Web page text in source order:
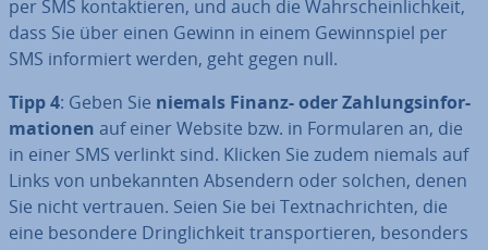
per SMS kon­tak­tie­ren, und auch die Wahr­schein­lich­keit,
dass Sie über einen Gewinn in einem Ge­winn­spiel per
SMS in­for­miert werden, geht gegen null.
Tipp 4: Geben Sie niemals Finanz- oder Zah­lungs­in­for­
ma­tio­nen auf einer Website bzw. in For­mu­la­ren an, die
in einer SMS verlinkt sind. Klicken Sie zudem niemals auf
Links von un­be­kann­ten Absendern oder solchen, denen
Sie nicht vertrauen. Seien Sie bei Text­nach­rich­ten, die
eine besondere Dring­lich­keit trans­por­tie­ren, besonders